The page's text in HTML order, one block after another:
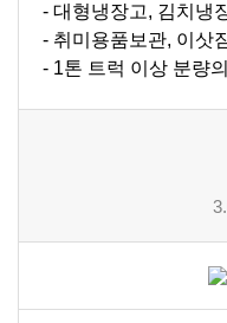
- 대형냉장고, 김치냉
- 취미용품보관, 이삿
- 1톤 트럭 이상 분량